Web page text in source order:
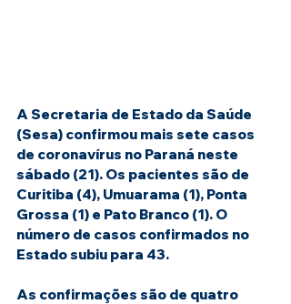
A Secretaria de Estado da Saúde
(Sesa) confirmou mais sete casos
de coronavírus no Paraná neste
sábado (21). Os pacientes são de
Curitiba (4), Umuarama (1), Ponta
Grossa (1) e Pato Branco (1). O
número de casos confirmados no
Estado subiu para 43.
As confirmações são de quatro